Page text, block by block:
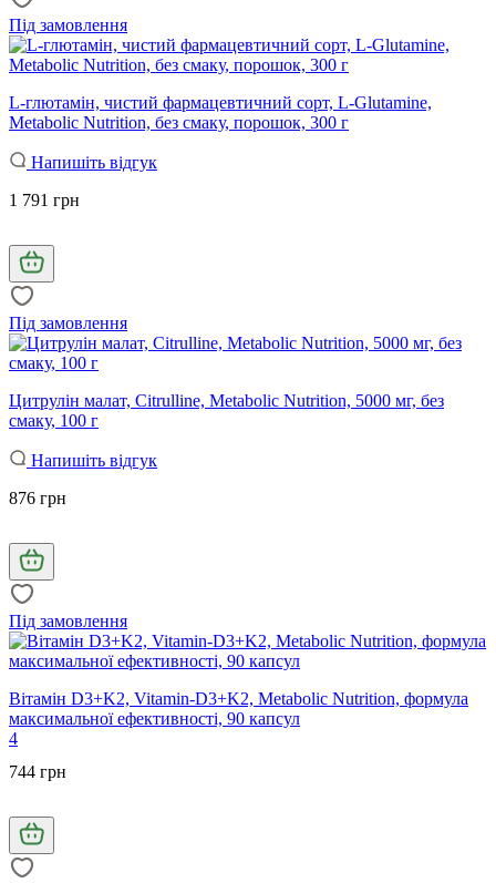
Під замовлення
L-глютамін, чистий фармацевтичний сорт, L-Glutamine,
Metabolic Nutrition, без смаку, порошок, 300 г
Напишіть відгук
1 791 грн
Під замовлення
Цитрулін малат, Citrulline, Metabolic Nutrition, 5000 мг, без
смаку, 100 г
Напишіть відгук
876 грн
Під замовлення
Вітамін D3+K2, Vitamin-D3+K2, Metabolic Nutrition, формула
максимальної ефективності, 90 капсул
4
744 грн